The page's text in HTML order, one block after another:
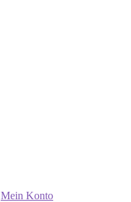
Mein Konto